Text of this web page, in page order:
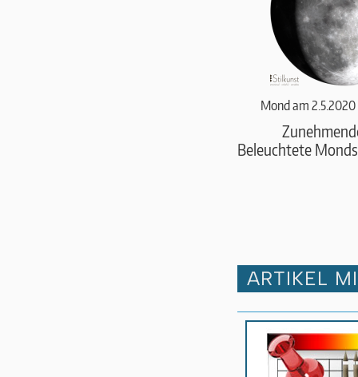
Mond am 2.5.2020
Beleuchtete
ARTIKEL